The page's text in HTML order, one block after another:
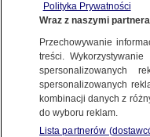
Opinia RPO w
31.10.2025, 19:08
Posłuchaj
Czyta lektor AI
Polityka Prywatności
Wraz z naszymi
Przechowywanie
treści.
spersonalizowanych
spersonalizowanych
kombinacji danych z
do wyboru reklam.
Lista partnerów